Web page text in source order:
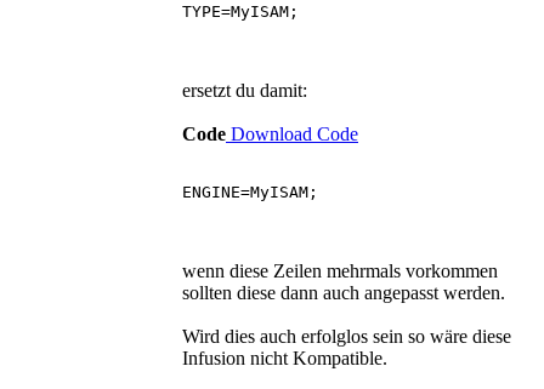
TYPE=MyISAM;
ersetzt du damit:
Code Download Code
ENGINE=MyISAM;
wenn diese Zeilen mehrmals vorkommen
sollten diese dann auch angepasst werden.
Wird dies auch erfolglos sein so wäre diese
Infusion nicht Kompatible.